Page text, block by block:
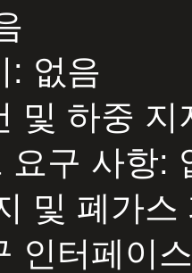
: 없음
및 하중
요구 사항:
및 폐가
인터페이